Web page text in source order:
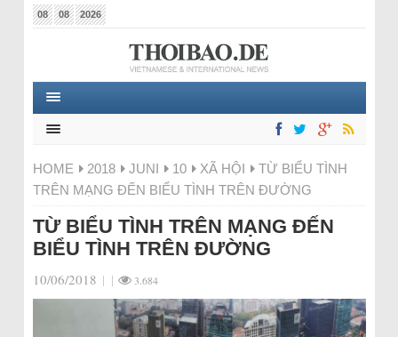
08 08 2026
HOME 2018 JUNI 10 XÃ HỘI
TỪ BIỂU TÌNH
TRÊN MẠNG ĐẾN BIỂU TÌNH TRÊN ĐƯỜNG
TỪ BIỂU TÌNH TRÊN MẠNG ĐẾN
BIỂU TÌNH TRÊN ĐƯỜNG
10/06/2018 | | 3.684